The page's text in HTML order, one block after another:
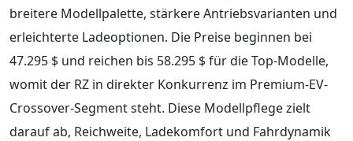
breitere Modellpalette, stärkere Antriebsvarianten und
erleichterte Ladeoptionen. Die Preise beginnen bei
47.295 $ und reichen bis 58.295 $ für die Top-Modelle,
womit der RZ in direkter Konkurrenz im Premium-EV-
Crossover-Segment steht. Diese Modellpflege zielt
darauf ab, Reichweite, Ladekomfort und Fahrdynamik